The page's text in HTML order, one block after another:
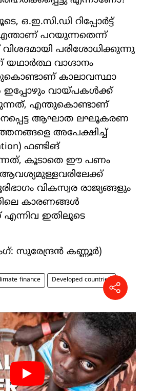
ഒ.ഇ.സി.ഡി റിപ്പോർട്ട്
പറയുന്നതെന്ന്
പരിശോധിക്കുന്നു
വാഗ്ദാനം
കാലാവസ്ഥാ
വായ്പകൾക്ക്
എന്തുകൊണ്ടാണ്
ആഘാത ലഘൂകരണ
അപേക്ഷിച്ച്
ഫണ്ടിങ്
കൂടാതെ ഈ പണം
വികസ്വര രാജ്യങ്ങളും
കാരണങ്ങൾ
ഇതിലൂടെ
സുരേന്ദ്രൻ കണ്ണൂർ)
finance Developed countries